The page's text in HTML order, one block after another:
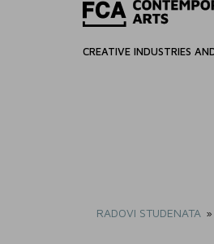
CREATIVE INDUSTRIES
RADOVI STUDENATA »